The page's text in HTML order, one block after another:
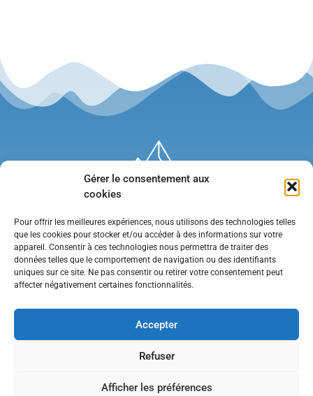
Gérer le consentement aux
cookies
Pour offrir les meilleures expériences, nous utilisons des technologies telles
que les cookies pour stocker et/ou accéder à des informations sur votre
appareil. Consentir à ces technologies nous permettra de traiter des
données telles que le comportement de navigation ou des identifiants
uniques sur ce site. Ne pas consentir ou retirer votre consentement peut
affecter négativement certaines fonctionnalités.
Accepter
Refuser
Afficher les préférences
•Contact